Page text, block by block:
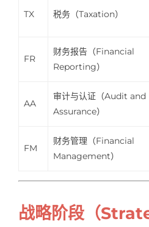
TX 税务（Taxation）
FR
财务报告（Financial
Reporting）
AA
审计与认证（Audit and
Assurance）
FM
财务管理（Financial
Management）
战略阶段（